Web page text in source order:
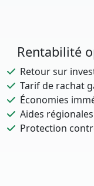
Rentabilité
Retour sur
Tarif de rachat
Économies
Aides
Protection